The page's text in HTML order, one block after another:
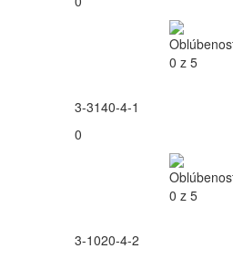
3-3140-4-1
0
3-1020-4-2